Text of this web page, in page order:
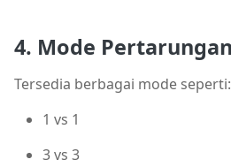
4. Mode
Tersedia berbagai mode seperti:
1 vs 1
3 vs 3